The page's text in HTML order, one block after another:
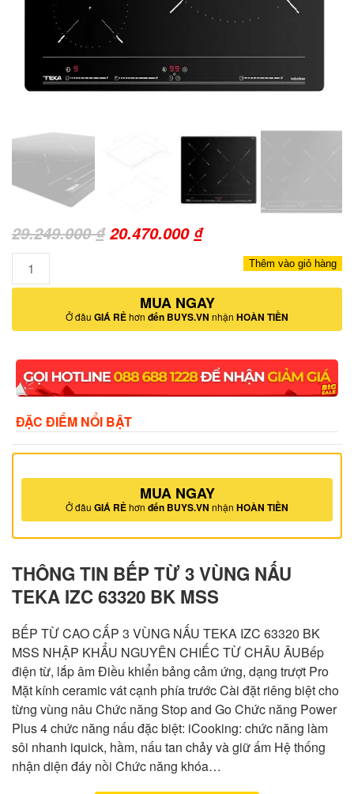
29.249.000₫ Giá
29.249.000 ₫.
20.470.000 ₫Giá
là:
20.470.000 ₫.
lượng
Thêm vào giỏ hàng
MUA NGAY
Ở đâu GIÁ RẺhơn đến BUYS.VN nhận HOÀN TIỀN
ĐẶC ĐIỂM NỔI BẬT
MUA NGAY
Ở đâu GIÁ RẺhơn đến BUYS.VN nhận HOÀN TIỀN
THÔNG TIN BẾP TỪ 3 VÙNG NẤU
TEKA IZC 63320 BK MSS
BẾP TỪ CAO CẤP 3 VÙNG NẤU TEKA IZC 63320 BK
MSS NHẬP KHẨU NGUYÊN CHIẾC TỪ CHÂU ÂUBếp
điện từ, lắp âm Điều khiển bảng cảm ứng, dạng trượt Pro
Mặt kính ceramic vát cạnh phía trước Cài đặt riêng biệt cho
từng vùng nâu Chức năng Stop and Go Chức năng Power
Plus 4 chức năng nấu đặc biệt: iCooking: chức năng làm
sôi nhanh iquick, hầm, nấu tan chảy và giữ ấm Hệ thống
nhận diện đáy nồi Chức năng khóa…